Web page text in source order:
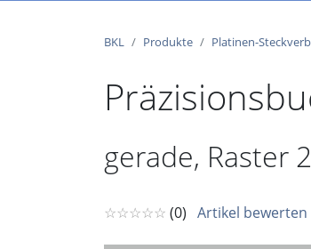
BKL Produkte Platinen-
gerade, Raster
☆☆☆☆☆ (0) Artikel bewerten